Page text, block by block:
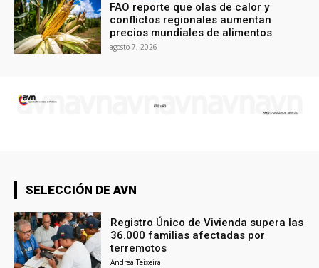
FAO reporte que olas de calor y
conflictos regionales aumentan
precios mundiales de alimentos
agosto 7, 2026
SELECCIÓN DE AVN
Registro Único de Vivienda supera las
36.000 familias afectadas por
terremotos
Andrea Teixeira